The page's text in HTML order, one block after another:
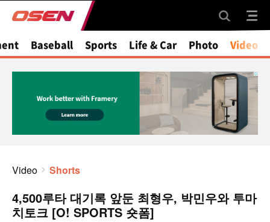
Baseball Sports Life & Car Photo Video
Video Shorts
4,500루타 대기록 앞둔 최형우, 박민우와 투마
치토크 [O! SPORTS 숏폼]